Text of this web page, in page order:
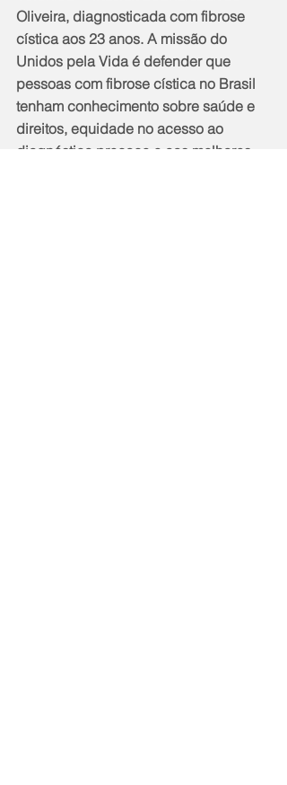
Oliveira, diagnosticada com fibrose
cística aos 23 anos. A missão do
Unidos pela Vida é defender que
pessoas com fibrose cística no Brasil
tenham conhecimento sobre saúde e
direitos, equidade no acesso ao
diagnóstico precoce e aos melhores